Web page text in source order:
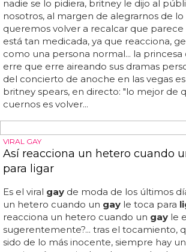
pheromone party organizando
esas camisetas se meten en bolsas y se
olidas por los solteros... las feromonas
influencia en el comportamiento
proponemos tener una pheromone
quieras ¡es muy sencillo! échate dos
premium perfume de feromonas y
mundo te mira de manera muy
aparecer por medio del sudor, saliva y
aumentará tu autoestima...